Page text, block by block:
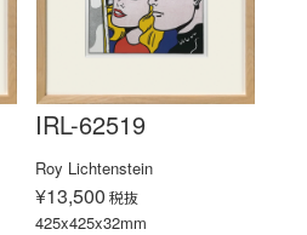
IRL-62519
Roy Lichtenstein
¥13,500 税抜
425x425x32mm